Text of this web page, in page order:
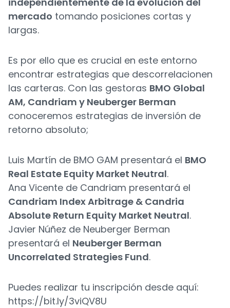
mercado tomando posiciones cortas y
largas.
Es por ello que es crucial en este entorno
encontrar estrategias que descorrelacionen
las carteras. Con las gestoras BMO Global
AM, Candriam y Neuberger Berman
conoceremos estrategias de inversión de
retorno absoluto;
Luis Martín de BMO GAM presentará el BMO
Real Estate Equity Market Neutral.
Ana Vicente de Candriam presentará el
Candriam Index Arbitrage & Candria
Absolute Return Equity Market Neutral.
Javier Núñez de Neuberger Berman
presentará el Neuberger Berman
Uncorrelated Strategies Fund.
Puedes realizar tu inscripción desde aquí:
https://bit.ly/3viQV8U